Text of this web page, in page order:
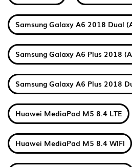
Samsung Galaxy A6 2018 Dual
Samsung Galaxy A6 Plus 2018
Samsung Galaxy A6 Plus 2018
Huawei MediaPad M5 8.4 LTE
Huawei MediaPad M5 8.4 WIFI